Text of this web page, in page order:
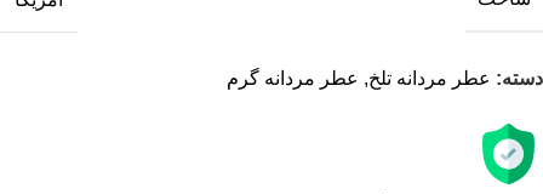
دسته: عطر مردانه تلخ, عطر مردانه گرم